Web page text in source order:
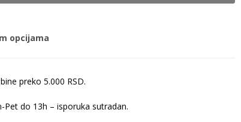
opcijama
preko 5.000 RSD.
Pet do 13h – isporuka sutradan.